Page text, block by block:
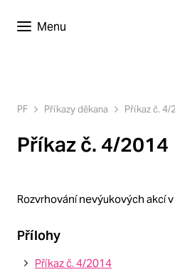
Menu
PF Příkazy děkana Příkaz č. 4/
Příkaz č. 4/2014
Rozvrhování nevýukových akcí
Přílohy
Příkaz č. 4/2014